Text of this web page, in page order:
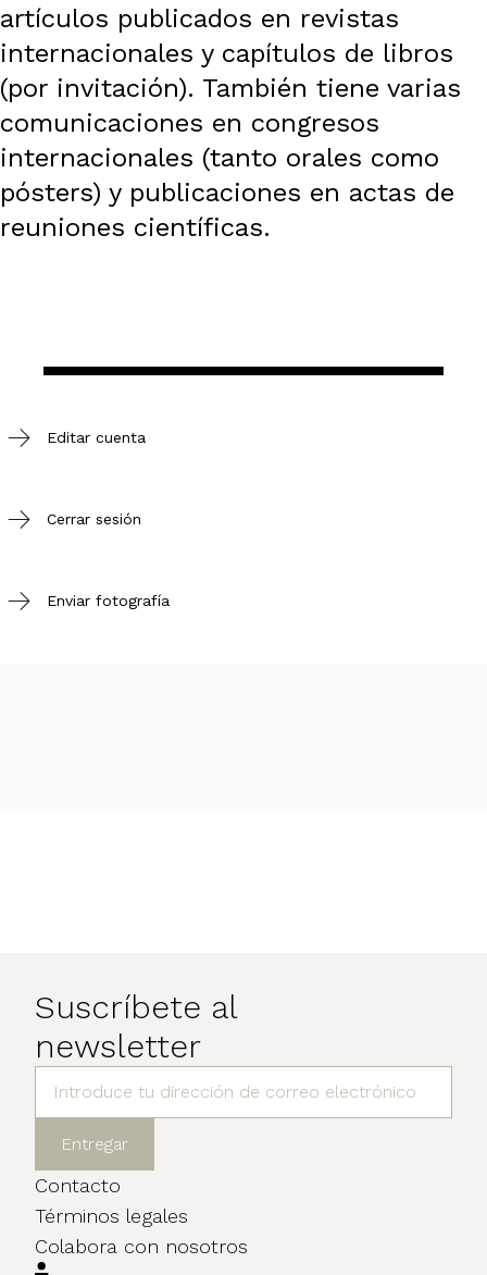
artículos publicados en revistas
internacionales y capítulos de libros
(por invitación). También tiene varias
comunicaciones en congresos
internacionales (tanto orales como
pósters) y publicaciones en actas de
reuniones científicas.
Editar cuenta
Cerrar sesión
Enviar fotografía
Suscríbete al
newsletter
Contacto
Términos legales
Colabora con nosotros